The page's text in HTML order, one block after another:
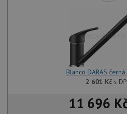
Blanco DARAS
2 601 Kčs
11 696